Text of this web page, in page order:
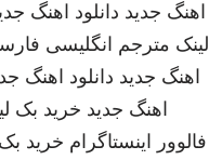
اهنگ جدید دانلود اهنگ
لینک مترجم انگلیسی
اهنگ جدید دانلود اهنگ
اهنگ جدید خرید بک
فالوور اینستاگرام خرید